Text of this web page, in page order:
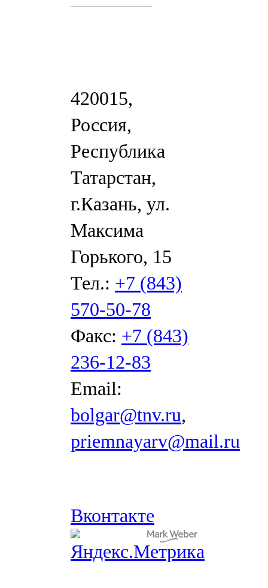
420015,
Россия,
Республика
Татарстан,
г.Казань, ул.
Максима
Горького, 15
Тел.: +7 (843)
570-50-78
Факс: +7 (843)
236-12-83
Email:
bolgar@tnv.ru,
priemnayarv@mail.ru
Вконтакте